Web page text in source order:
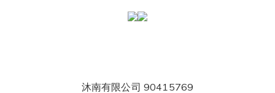
沐南有限公司 90415769